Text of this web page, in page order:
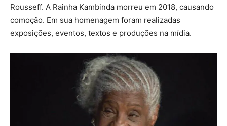
Rousseff. A Rainha Kambinda morreu em 2018, causando
comoção. Em sua homenagem foram realizadas
exposições, eventos, textos e produções na mídia.